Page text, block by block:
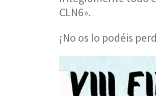
CLN6».
¡No os lo podéis